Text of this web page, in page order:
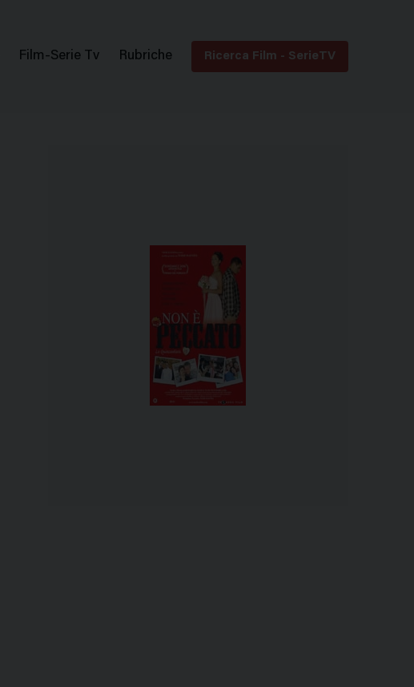
Film-Serie Tv Rubriche Ricerca Film - SerieTV